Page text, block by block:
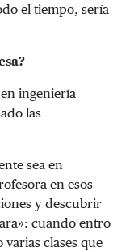
el tiempo, sería
ingeniería
las
sea en
en esos
y descubrir
cuando entro
clases que